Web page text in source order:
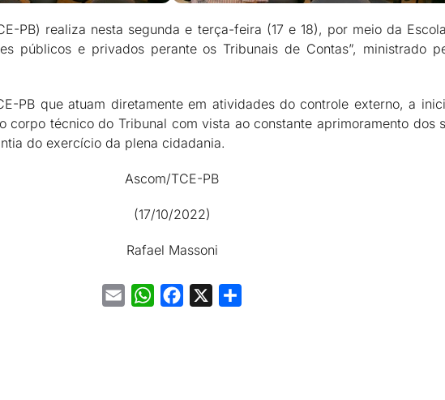
PB) realiza nesta segunda e terça-feira (17 e 18), por meio da
públicos e privados perante os Tribunais de Contas”, ministrado
PB que atuam diretamente em atividades do controle externo, a
técnico do Tribunal com vista ao constante aprimoramento dos
do exercício da plena cidadania.
Ascom/TCE-PB
(17/10/2022)
Rafael Massoni
Email WhatsAppFacebook